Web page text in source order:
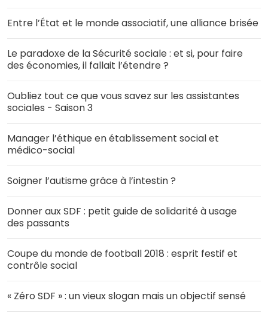
Entre l’État et le monde associatif, une alliance brisée
Le paradoxe de la Sécurité sociale : et si, pour faire
des économies, il fallait l’étendre ?
Oubliez tout ce que vous savez sur les assistantes
sociales - Saison 3
Manager l’éthique en établissement social et
médico-social
Soigner l’autisme grâce à l’intestin ?
Donner aux SDF : petit guide de solidarité à usage
des passants
Coupe du monde de football 2018 : esprit festif et
contrôle social
« Zéro SDF » : un vieux slogan mais un objectif sensé